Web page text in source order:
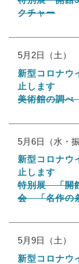
クチャー
5月2日（土）
新型コロナウ
止します
美術館の調
5月6日（水・振
新型コロナウ
止します
特別展 「開
会 「名作の
5月9日（土）
新型コロナウ